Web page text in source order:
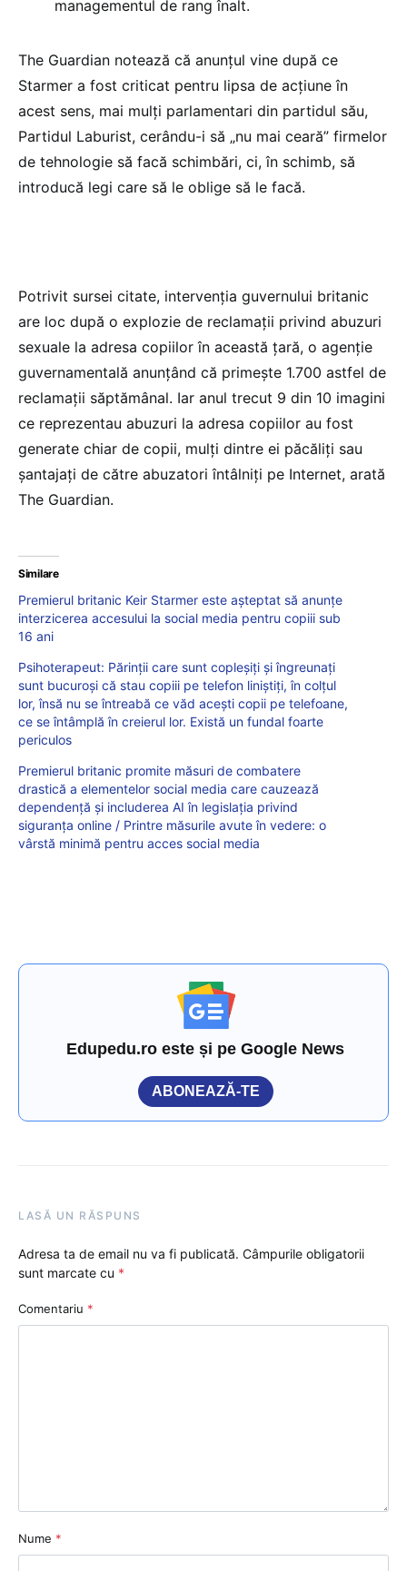
managementul de rang înalt.
The Guardian notează că anunțul vine după ce
Starmer a fost criticat pentru lipsa de acțiune în
acest sens, mai mulți parlamentari din partidul său,
Partidul Laburist, cerându-i să „nu mai ceară” firmelor
de tehnologie să facă schimbări, ci, în schimb, să
introducă legi care să le oblige să le facă.
Potrivit sursei citate, intervenția guvernului britanic
are loc după o explozie de reclamații privind abuzuri
sexuale la adresa copiilor în această țară, o agenție
guvernamentală anunțând că primește 1.700 astfel de
reclamații săptămânal. Iar anul trecut 9 din 10 imagini
ce reprezentau abuzuri la adresa copiilor au fost
generate chiar de copii, mulți dintre ei păcăliți sau
șantajați de către abuzatori întâlniți pe Internet, arată
The Guardian.
Similare
Premierul britanic Keir Starmer este așteptat să anunțe
interzicerea accesului la social media pentru copiii sub
16 ani
Psihoterapeut: Părinții care sunt copleșiți și îngreunați
sunt bucuroși că stau copiii pe telefon liniștiți, în colțul
lor, însă nu se întreabă ce văd acești copii pe telefoane,
ce se întâmplă în creierul lor. Există un fundal foarte
periculos
Premierul britanic promite măsuri de combatere
drastică a elementelor social media care cauzează
dependență și includerea AI în legislația privind
siguranța online / Printre măsurile avute în vedere: o
vârstă minimă pentru acces social media
Edupedu.ro este și pe Google News
ABONEAZĂ-TE
LASĂ UN RĂSPUNS
Adresa ta de email nu va fi publicată. Câmpurile obligatorii
sunt marcate cu *
Comentariu *
Nume *